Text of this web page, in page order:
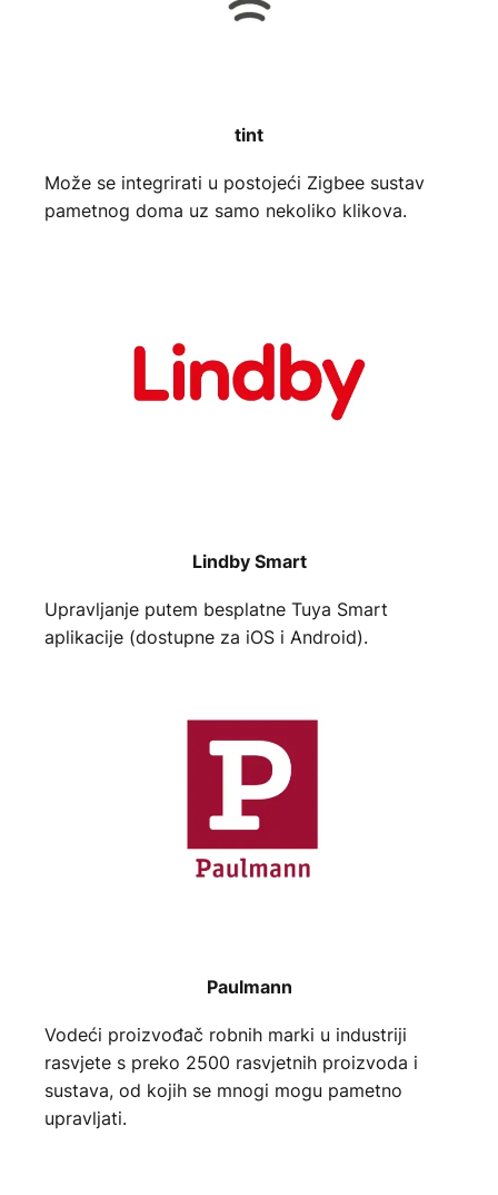
tint
Može se integrirati u postojeći Zigbee sustav
pametnog doma uz samo nekoliko klikova.
Lindby Smart
Upravljanje putem besplatne Tuya Smart
aplikacije (dostupne za iOS i Android).
Paulmann
Vodeći proizvođač robnih marki u industriji
rasvjete s preko 2500 rasvjetnih proizvoda i
sustava, od kojih se mnogi mogu pametno
upravljati.